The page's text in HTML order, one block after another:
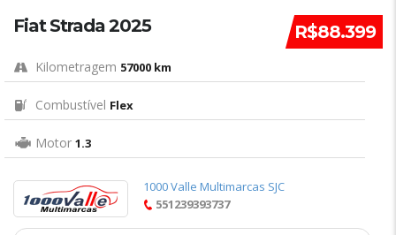
R$88.399
Fiat Strada 2025
Kilometragem 57000 km
Combustível Flex
Motor 1.3
1000 Valle Multimarcas SJC
551239393737